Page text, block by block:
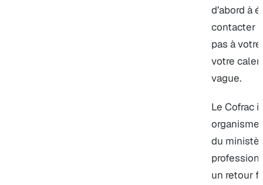
d’abord à
contacter
pas à
votre
vague.
Le Cofrac
du
un retour